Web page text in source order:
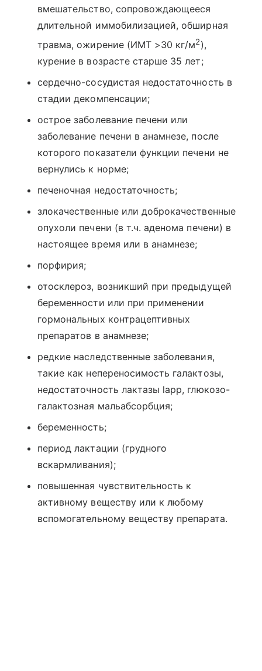
вмешательство, сопровождающееся
длительной иммобилизацией, обширная
травма, ожирение (ИМТ >30 кг/м2),
курение в возрасте старше 35 лет;
сердечно-сосудистая недостаточность в
стадии декомпенсации;
острое заболевание печени или
заболевание печени в анамнезе, после
которого показатели функции печени не
вернулись к норме;
печеночная недостаточность;
злокачественные или доброкачественные
опухоли печени (в т.ч. аденома печени) в
настоящее время или в анамнезе;
порфирия;
отосклероз, возникший при предыдущей
беременности или при применении
гормональных контрацептивных
препаратов в анамнезе;
редкие наследственные заболевания,
такие как непереносимость галактозы,
недостаточность лактазы lapp, глюкозо-
галактозная мальабсорбция;
беременность;
период лактации (грудного
вскармливания);
повышенная чувствительность к
активному веществу или к любому
вспомогательному веществу препарата.